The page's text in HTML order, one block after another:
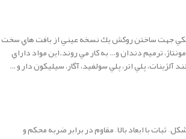
جهت ساختن روکش يك نسخه عيني از بافت هاي سخت
ترميم دندان و… به كار مي روند.اين مواد داراي
آلژينات، پلي اتر، پلي سولفيد، آگار، سيليكون دار و …
شکل– ثبات با ابعاد بالا– مقاوم در برابر ضربه محکم و